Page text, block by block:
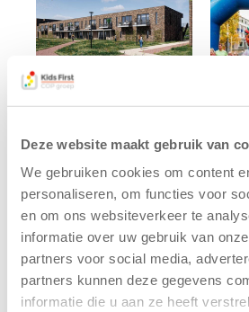
Deze website maakt gebruik van
We gebruiken cookies om content
personaliseren, om functies voor
en om ons websiteverkeer te
informatie over uw gebruik van
partners voor social media,
partners kunnen deze gegevens
informatie die u aan ze heeft
Kids First
tekent
koopcontract
voor nieuw
kindcentrum in
wijk Wiarda in
Leeuwarden
11 juni 2026
13